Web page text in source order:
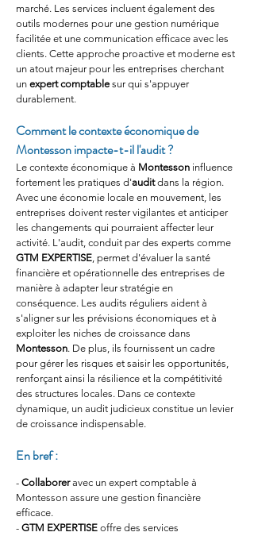
marché. Les services incluent également des
outils modernes pour une gestion numérique
facilitée et une communication efficace avec les
clients. Cette approche proactive et moderne est
un atout majeur pour les entreprises cherchant
un expert comptable sur qui s'appuyer
durablement.
Comment le contexte économique de
Montesson impacte-t-il l'audit ?
Le contexte économique à Montesson influence
fortement les pratiques d'audit dans la région.
Avec une économie locale en mouvement, les
entreprises doivent rester vigilantes et anticiper
les changements qui pourraient affecter leur
activité. L'audit, conduit par des experts comme
GTM EXPERTISE, permet d'évaluer la santé
financière et opérationnelle des entreprises de
manière à adapter leur stratégie en
conséquence. Les audits réguliers aident à
s'aligner sur les prévisions économiques et à
exploiter les niches de croissance dans
Montesson. De plus, ils fournissent un cadre
pour gérer les risques et saisir les opportunités,
renforçant ainsi la résilience et la compétitivité
des structures locales. Dans ce contexte
dynamique, un audit judicieux constitue un levier
de croissance indispensable.
En bref :
- Collaborer avec un expert comptable à
Montesson assure une gestion financière
efficace.
- GTM EXPERTISE offre des services